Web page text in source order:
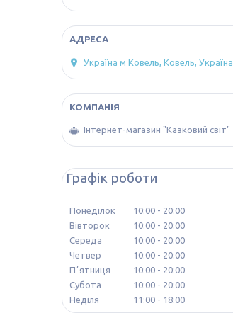
Україна м Ковель, Ковель, Україна
Інтернет-магазин "Казковий світ"
Графік роботи
Понеділок 10:00
20:00
Вівторок
10:00
20:00
Середа
10:00
20:00
Четвер
10:00
20:00
Пʼятниця
10:00
20:00
Субота
10:00
20:00
Неділя
11:00 18:00